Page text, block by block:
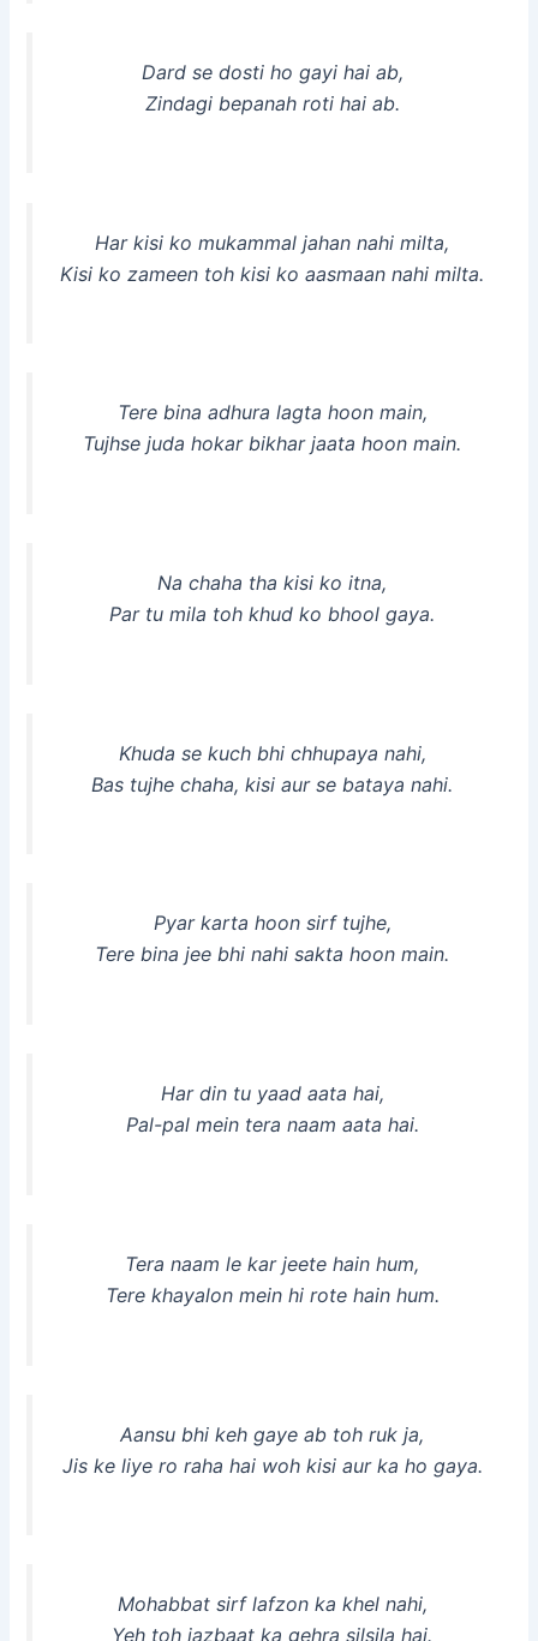
Dard se dosti ho gayi hai ab,
Zindagi bepanah roti hai ab.
Har kisi ko mukammal jahan nahi milta,
Kisi ko zameen toh kisi ko aasmaan nahi milta.
Tere bina adhura lagta hoon main,
Tujhse juda hokar bikhar jaata hoon main.
Na chaha tha kisi ko itna,
Par tu mila toh khud ko bhool gaya.
Khuda se kuch bhi chhupaya nahi,
Bas tujhe chaha, kisi aur se bataya nahi.
Pyar karta hoon sirf tujhe,
Tere bina jee bhi nahi sakta hoon main.
Har din tu yaad aata hai,
Pal-pal mein tera naam aata hai.
Tera naam le kar jeete hain hum,
Tere khayalon mein hi rote hain hum.
Aansu bhi keh gaye ab toh ruk ja,
Jis ke liye ro raha hai woh kisi aur ka ho gaya.
Mohabbat sirf lafzon ka khel nahi,
Yeh toh jazbaat ka gehra silsila hai.